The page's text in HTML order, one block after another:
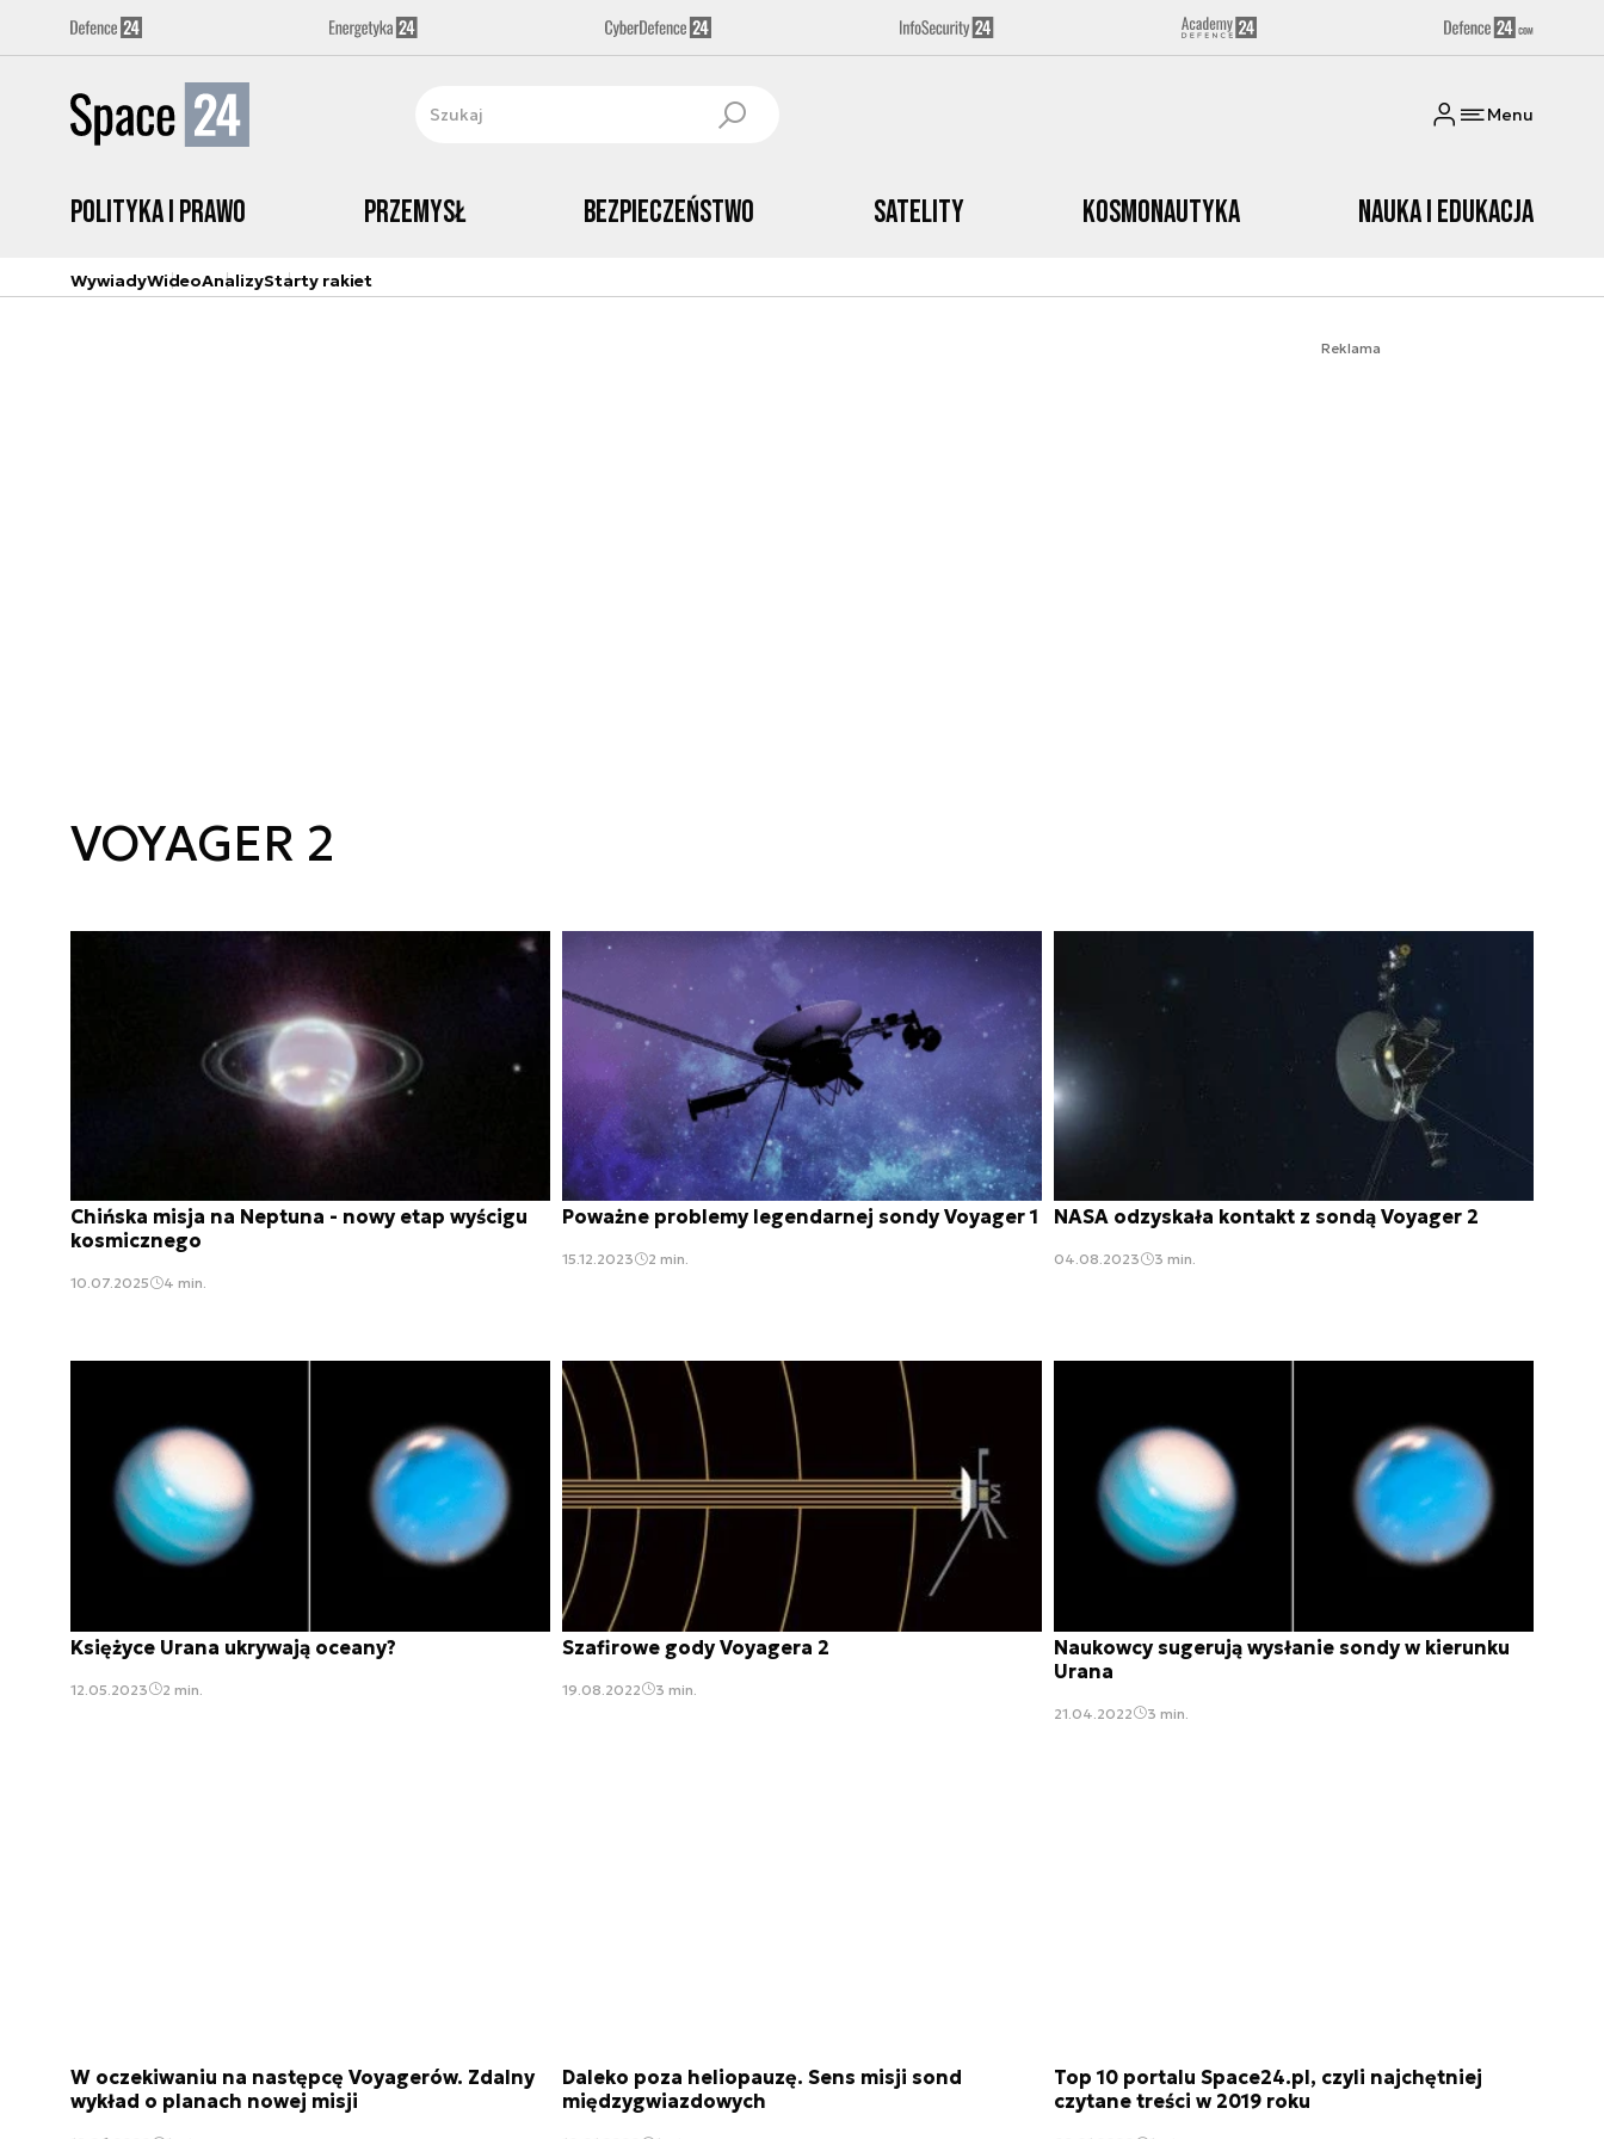
Menu
Polityka i prawo Przemysł Bezpieczeństwo Satelity Kosmonautyka Nauka i edukacja
WywiadyWideoAnalizyStarty rakiet
Reklama
VOYAGER 2
Chińska misja na Neptuna - nowy etap wyścigu
kosmicznego
10.07.2025 4 min.
Poważne problemy legendarnej sondy Voyager 1
15.12.2023 2 min.
NASA odzyskała kontakt z sondą Voyager 2
04.08.2023 3 min.
Księżyce Urana ukrywają oceany?
12.05.2023 2 min.
Szafirowe gody Voyagera 2
19.08.2022 3 min.
Naukowcy sugerują wysłanie sondy w kierunku
Urana
21.04.2022 3 min.
W oczekiwaniu na następcę Voyagerów. Zdalny
wykład o planach nowej misji
Daleko poza heliopauzę. Sens misji sond
międzygwiazdowych
Top 10 portalu Space24.pl, czyli najchętniej
czytane treści w 2019 roku